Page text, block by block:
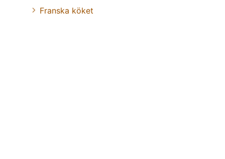
Franska köket